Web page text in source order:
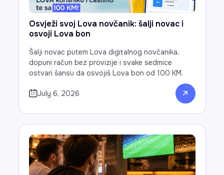
Osvježi svoj Lova novčanik: šalji novac i
osvoji Lova bon
Šalji novac putem Lova digitalnog novčanika,
dopuni račun bez provizije i svake sedmice
ostvari šansu da osvojiš Lova bon od 100 KM.
July 6, 2026